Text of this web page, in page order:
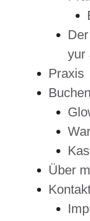
yur
Praxis
Buchen
Über